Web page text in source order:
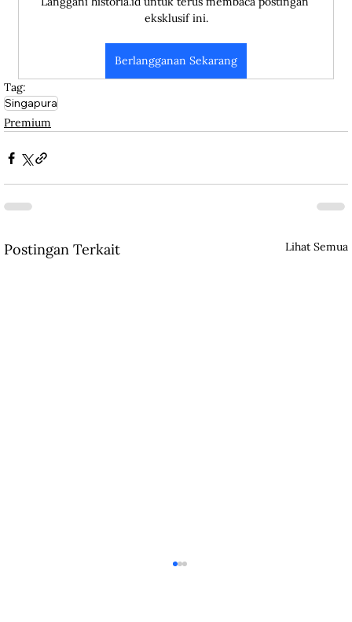
eksklusif ini.
Berlangganan Sekarang
Tag:
Singapura
Premium
Postingan Terkait Lihat Semua